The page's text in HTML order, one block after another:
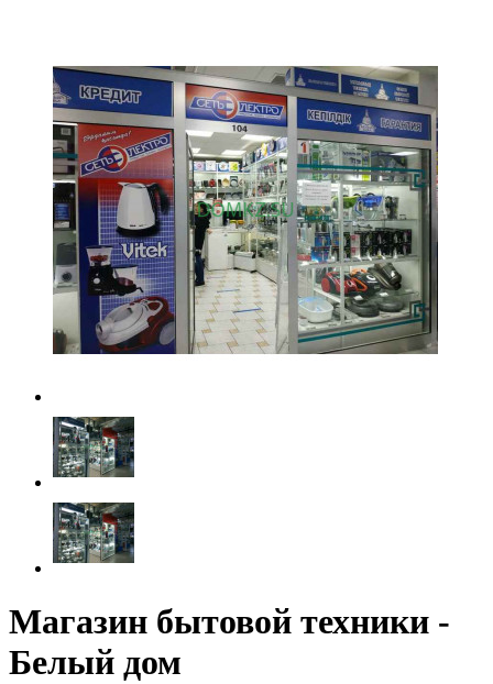
Магазин бытовой техники -
Белый дом